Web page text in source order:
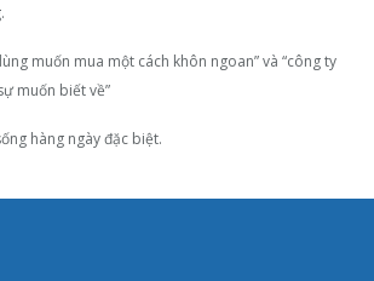
muốn mua một cách khôn ngoan” và “công ty
muốn biết về”
hàng ngày đặc biệt.